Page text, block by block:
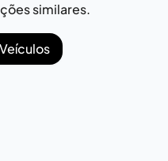
similares.